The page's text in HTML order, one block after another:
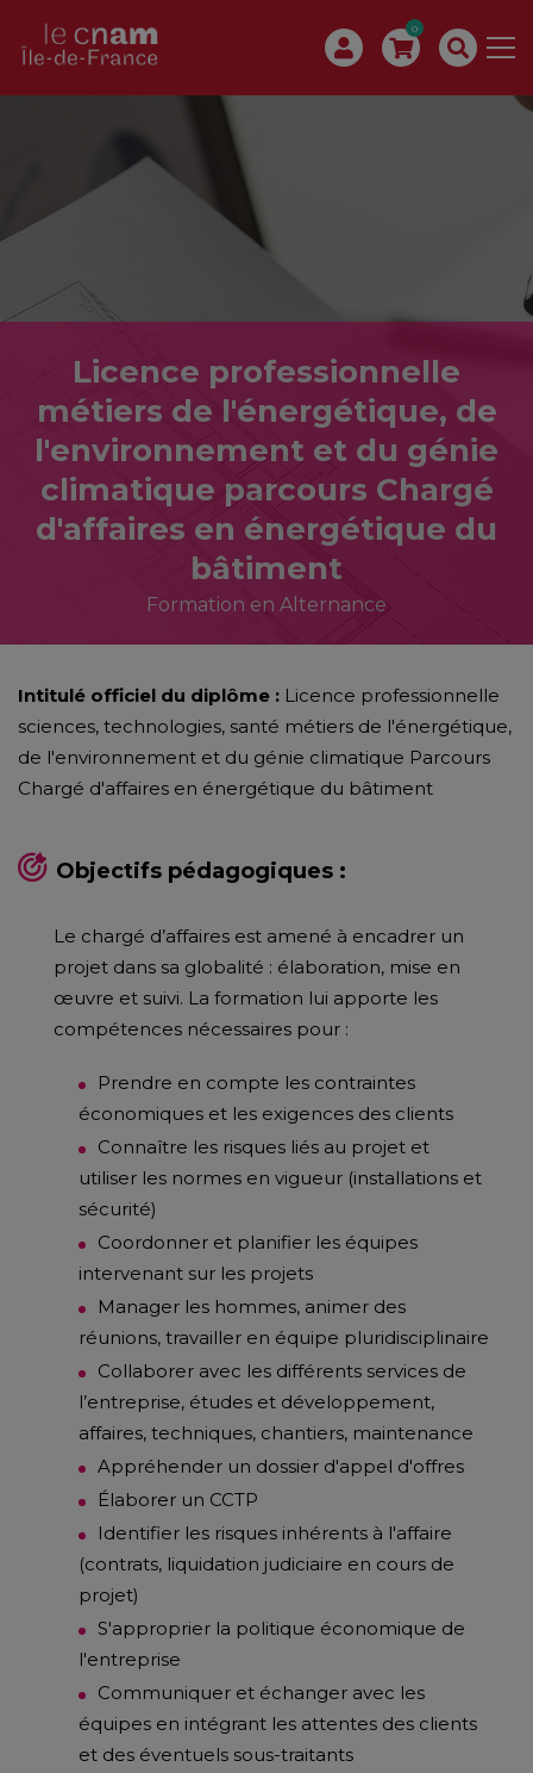
0
Licence professionnelle
métiers de l'énergétique, de
l'environnement et du génie
climatique parcours Chargé
d'affaires en énergétique du
bâtiment
Formation en Alternance
Intitulé officiel du diplôme : Licence professionnelle
sciences, technologies, santé métiers de l'énergétique,
de l'environnement et du génie climatique Parcours
Chargé d'affaires en énergétique du bâtiment
Objectifs pédagogiques :
Le chargé d’affaires est amené à encadrer un
projet dans sa globalité : élaboration, mise en
œuvre et suivi. La formation lui apporte les
compétences nécessaires pour :
Prendre en compte les contraintes
économiques et les exigences des clients
Connaître les risques liés au projet et
utiliser les normes en vigueur (installations et
sécurité)
Coordonner et planifier les équipes
intervenant sur les projets
Manager les hommes, animer des
réunions, travailler en équipe pluridisciplinaire
Collaborer avec les différents services de
l’entreprise, études et développement,
affaires, techniques, chantiers, maintenance
Appréhender un dossier d'appel d'offres
Élaborer un CCTP
Identifier les risques inhérents à l'affaire
(contrats, liquidation judiciaire en cours de
projet)
S'approprier la politique économique de
l'entreprise
Communiquer et échanger avec les
équipes en intégrant les attentes des clients
et des éventuels sous-traitants